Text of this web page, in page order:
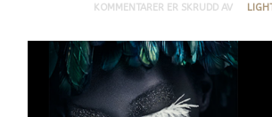
KOMMENTARER ER SKRUDD AV